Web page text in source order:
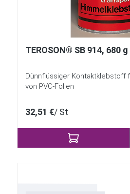
TEROSON® SB 914, 680 g
Dünnflüssiger Kontaktklebstoff
von PVC-Folien
32,51 €/ St